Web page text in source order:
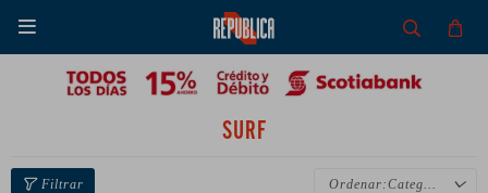

SURF
Categoría